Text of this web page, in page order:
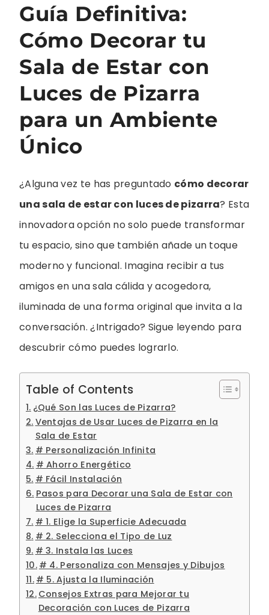
Guía Definitiva:
Cómo Decorar tu
Sala de Estar con
Luces de Pizarra
para un Ambiente
Único
¿Alguna vez te has preguntado cómo decorar
una sala de estar con luces de pizarra? Esta
innovadora opción no solo puede transformar
tu espacio, sino que también añade un toque
moderno y funcional. Imagina recibir a tus
amigos en una sala cálida y acogedora,
iluminada de una forma original que invita a la
conversación. ¿Intrigado? Sigue leyendo para
descubrir cómo puedes lograrlo.
Table of Contents
¿Qué Son las Luces de Pizarra?
Ventajas de Usar Luces de Pizarra en la
Sala de Estar
# Personalización Infinita
# Ahorro Energético
# Fácil Instalación
Pasos para Decorar una Sala de Estar con
Luces de Pizarra
# 1. Elige la Superficie Adecuada
# 2. Selecciona el Tipo de Luz
# 3. Instala las Luces
# 4. Personaliza con Mensajes y Dibujos
# 5. Ajusta la Iluminación
Consejos Extras para Mejorar tu
Decoración con Luces de Pizarra